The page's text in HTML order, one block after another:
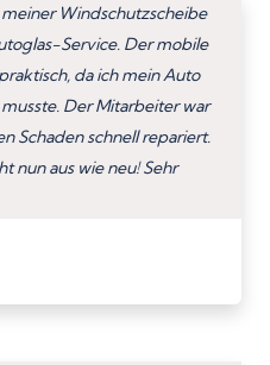
meiner Windschutzscheibe
Service. Der mobile
da ich mein Auto
Der Mitarbeiter war
Schaden schnell repariert.
nun aus wie neu! Sehr